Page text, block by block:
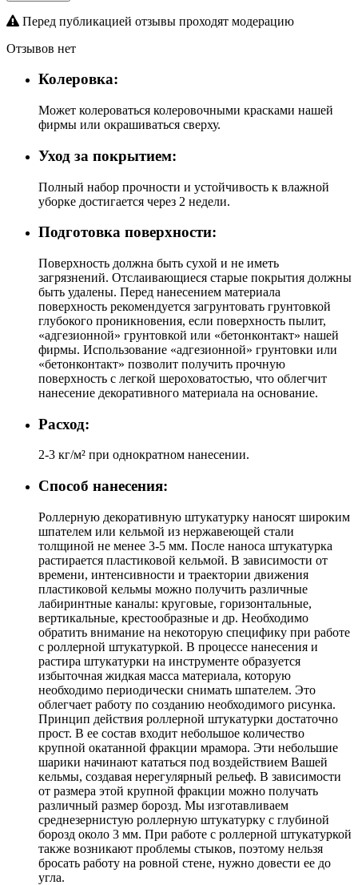
Перед публикацией отзывы проходят модерацию
Отзывов нет
Колеровка:
Может колероваться колеровочными красками нашей
фирмы или окрашиваться сверху.
Уход за покрытием:
Полный набор прочности и устойчивость к влажной
уборке достигается через 2 недели.
Подготовка поверхности:
Поверхность должна быть сухой и не иметь
загрязнений. Отслаивающиеся старые покрытия должны
быть удалены. Перед нанесением материала
поверхность рекомендуется загрунтовать грунтовкой
глубокого проникновения, если поверхность пылит,
«адгезионной» грунтовкой или «бетонконтакт» нашей
фирмы. Использование «адгезионной» грунтовки или
«бетонконтакт» позволит получить прочную
поверхность с легкой шероховатостью, что облегчит
нанесение декоративного материала на основание.
Расход:
2-3 кг/м² при однократном нанесении.
Способ нанесения:
Роллерную декоративную штукатурку наносят широким
шпателем или кельмой из нержавеющей стали
толщиной не менее 3-5 мм. После наноса штукатурка
растирается пластиковой кельмой. В зависимости от
времени, интенсивности и траектории движения
пластиковой кельмы можно получить различные
лабиринтные каналы: круговые, горизонтальные,
вертикальные, крестообразные и др. Необходимо
обратить внимание на некоторую специфику при работе
с роллерной штукатуркой. В процессе нанесения и
растира штукатурки на инструменте образуется
избыточная жидкая масса материала, которую
необходимо периодически снимать шпателем. Это
облегчает работу по созданию необходимого рисунка.
Принцип действия роллерной штукатурки достаточно
прост. В ее состав входит небольшое количество
крупной окатанной фракции мрамора. Эти небольшие
шарики начинают кататься под воздействием Вашей
кельмы, создавая нерегулярный рельеф. В зависимости
от размера этой крупной фракции можно получать
различный размер борозд. Мы изготавливаем
среднезернистую роллерную штукатурку с глубиной
борозд около 3 мм. При работе с роллерной штукатуркой
также возникают проблемы стыков, поэтому нельзя
бросать работу на ровной стене, нужно довести ее до
угла.